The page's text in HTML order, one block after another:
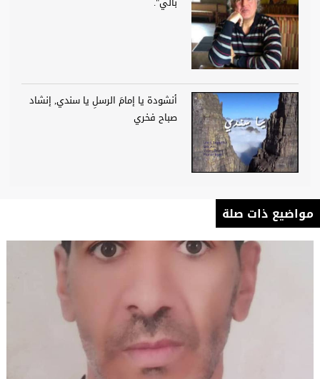
أنشودة يا إمامَ الرسلِ يا سندي, إنشاد
صباح فخري
مواضيع ذات صلة